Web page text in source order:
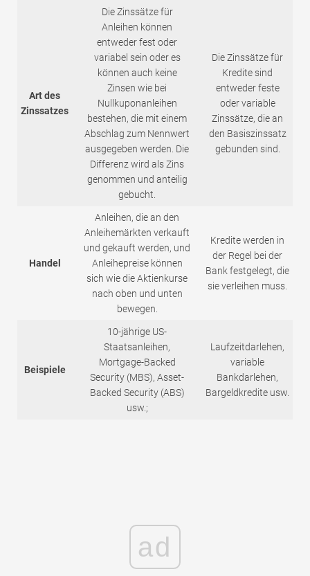
Art des
Zinssatzes
Die Zinssätze für
Anleihen können
entweder fest oder
variabel sein oder es
können auch keine
Zinsen wie bei
Nullkuponanleihen
bestehen, die mit einem
Abschlag zum Nennwert
ausgegeben werden. Die
Differenz wird als Zins
genommen und anteilig
gebucht.
Die Zinssätze für
Kredite sind
entweder feste
oder variable
Zinssätze, die an
den Basiszinssatz
gebunden sind.
Handel
Anleihen, die an den
Anleihemärkten verkauft
und gekauft werden, und
Anleihepreise können
sich wie die Aktienkurse
nach oben und unten
bewegen.
Kredite werden in
der Regel bei der
Bank festgelegt, die
sie verleihen muss.
Beispiele
10-jährige US-
Staatsanleihen,
Mortgage-Backed
Security (MBS), Asset-
Backed Security (ABS)
usw.;
Laufzeitdarlehen,
variable
Bankdarlehen,
Bargeldkredite usw.
ad